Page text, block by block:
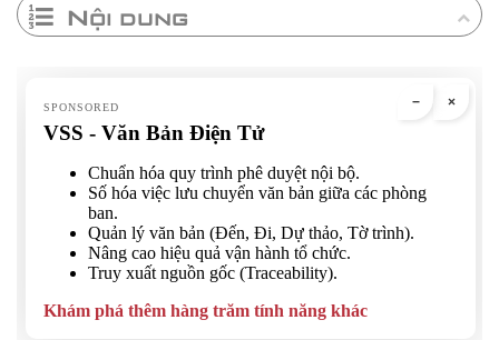
Nội dung